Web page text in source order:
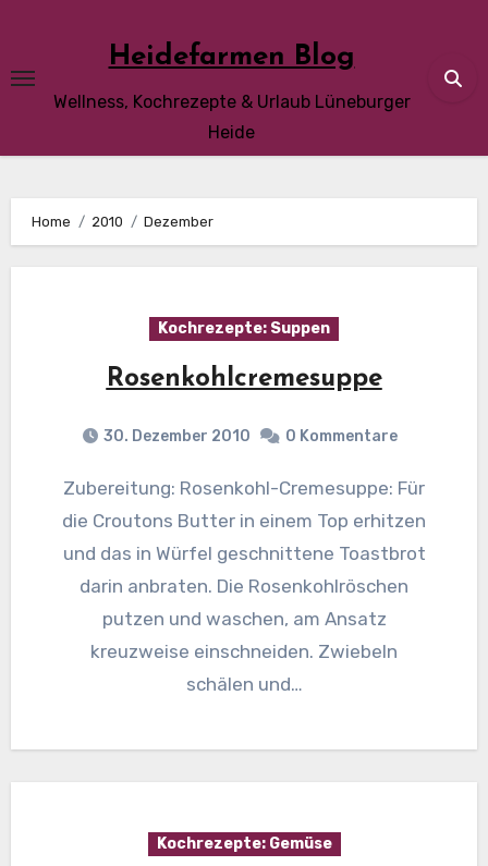
content
Heidefarmen Blog
Wellness, Kochrezepte & Urlaub Lüneburger
Heide
Home 2010 Dezember
Kochrezepte: Suppen
Rosenkohlcremesuppe
30. Dezember 2010 0 Kommentare
Zubereitung: Rosenkohl-Cremesuppe: Für
die Croutons Butter in einem Top erhitzen
und das in Würfel geschnittene Toastbrot
darin anbraten. Die Rosenkohlröschen
putzen und waschen, am Ansatz
kreuzweise einschneiden. Zwiebeln
schälen und…
Kochrezepte: Gemüse